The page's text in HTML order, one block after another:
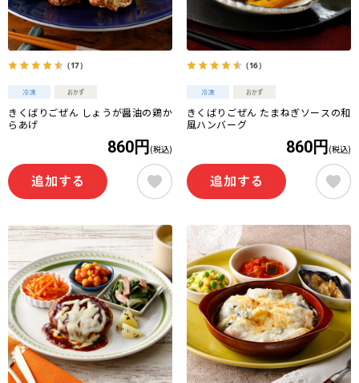
（17）
きくばりごぜん しょうが醤油の鶏か
らあげ
860円 (税込)
（16）
きくばりごぜん たまねぎソースの和
風ハンバーグ
860円 (税込)